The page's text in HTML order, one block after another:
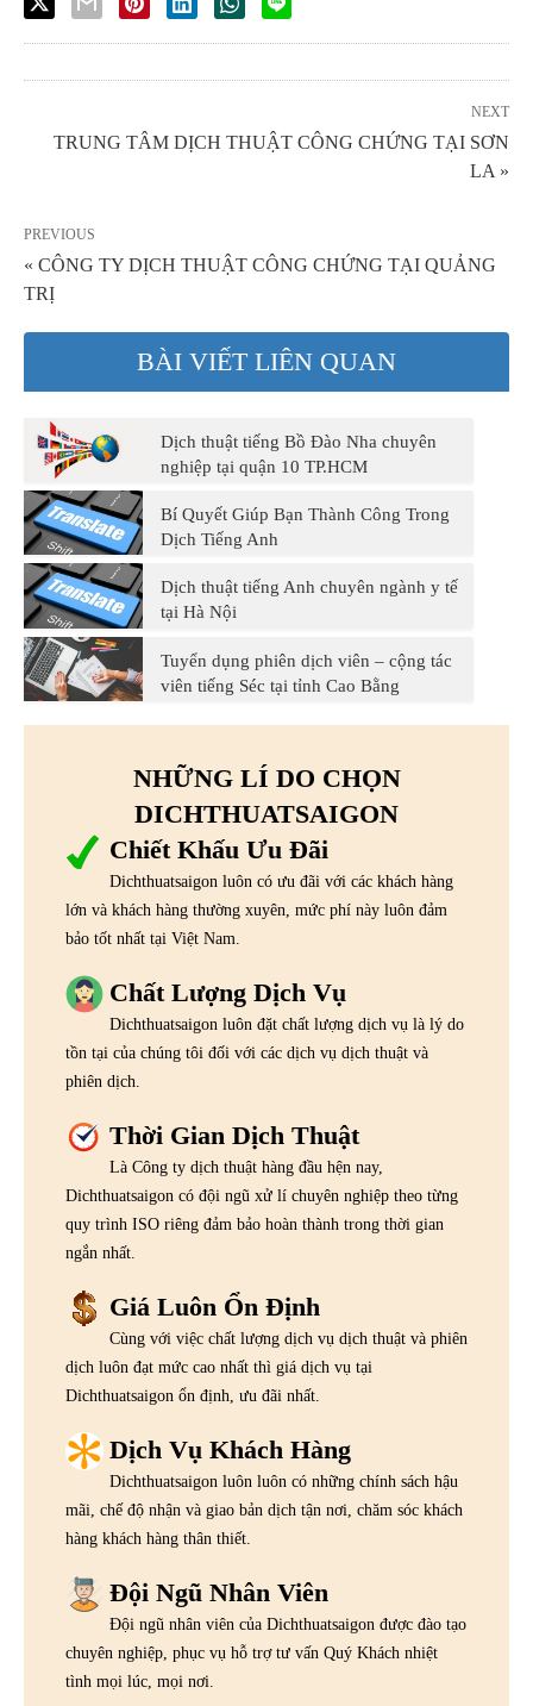
NEXT
TRUNG TÂM DỊCH THUẬT CÔNG CHỨNG TẠI SƠN
LA »
PREVIOUS
« CÔNG TY DỊCH THUẬT CÔNG CHỨNG TẠI QUẢNG
TRỊ
BÀI VIẾT LIÊN QUAN
Dịch thuật tiếng Bồ Đào Nha chuyên
nghiệp tại quận 10 TP.HCM
Bí Quyết Giúp Bạn Thành Công Trong
Dịch Tiếng Anh
Dịch thuật tiếng Anh chuyên ngành y tế
tại Hà Nội
Tuyển dụng phiên dịch viên – cộng tác
viên tiếng Séc tại tỉnh Cao Bằng
NHỮNG LÍ DO CHỌN
DICHTHUATSAIGON
Chiết Khấu Ưu Đãi
Dichthuatsaigon luôn có ưu đãi với các khách hàng
lớn và khách hàng thường xuyên, mức phí này luôn đảm
bảo tốt nhất tại Việt Nam.
Chất Lượng Dịch Vụ
Dichthuatsaigon luôn đặt chất lượng dịch vụ là lý do
tồn tại của chúng tôi đối với các dịch vụ dịch thuật và
phiên dịch.
Thời Gian Dịch Thuật
Là Công ty dịch thuật hàng đầu hện nay,
Dichthuatsaigon có đội ngũ xử lí chuyên nghiệp theo từng
quy trình ISO riêng đảm bảo hoàn thành trong thời gian
ngắn nhất.
Giá Luôn Ổn Định
Cùng với việc chất lượng dịch vụ dịch thuật và phiên
dịch luôn đạt mức cao nhất thì giá dịch vụ tại
Dichthuatsaigon ổn định, ưu đãi nhất.
Dịch Vụ Khách Hàng
Dichthuatsaigon luôn luôn có những chính sách hậu
mãi, chế độ nhận và giao bản dịch tận nơi, chăm sóc khách
hàng khách hàng thân thiết.
Đội Ngũ Nhân Viên
Đội ngũ nhân viên của Dichthuatsaigon được đào tạo
chuyên nghiệp, phục vụ hỗ trợ tư vấn Quý Khách nhiệt
tình mọi lúc, mọi nơi.